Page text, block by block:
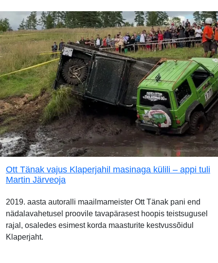
Ott Tänak vajus Klaperjahil masinaga külili – appi tuli
Martin Järveoja
2019. aasta autoralli maailmameister Ott Tänak pani end
nädalavahetusel proovile tavapärasest hoopis teistsugusel
rajal, osaledes esimest korda maasturite kestvussõidul
Klaperjaht.